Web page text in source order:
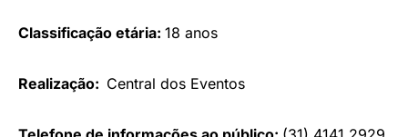
Classificação etária: 18 anos
Realização: Central dos Eventos